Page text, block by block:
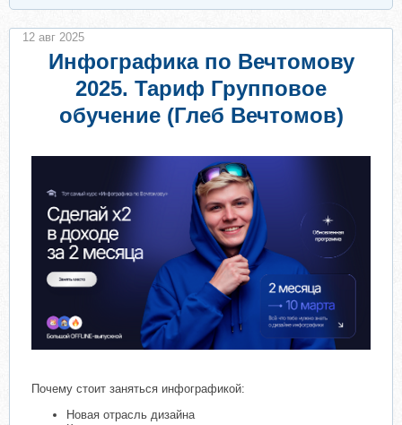
Инфографика по Вечтомову
2025. Тариф Групповое
обучение (Глеб Вечтомов)
Почему стоит заняться инфографикой:
Новая отрасль дизайна
12 авг 2025